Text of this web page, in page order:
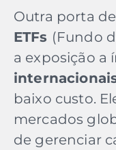
Outra porta
ETFs (Fundo
a exposição a
baixo custo.
mercados
de gerenciar